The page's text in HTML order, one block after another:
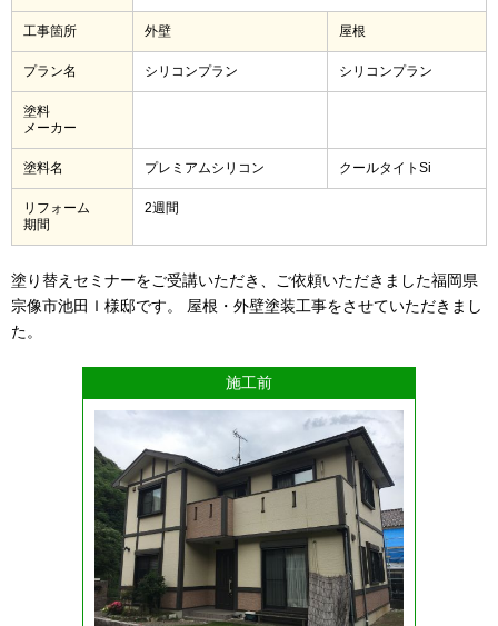
工事箇所 外壁 屋根
プラン名 シリコンプラン シリコンプラン
塗料
メーカー
塗料名 プレミアムシリコン クールタイトSi
リフォーム
期間
2週間
塗り替えセミナーをご受講いただき、ご依頼いただきました福岡県
宗像市池田Ｉ様邸です。 屋根・外壁塗装工事をさせていただきまし
た。
施工前